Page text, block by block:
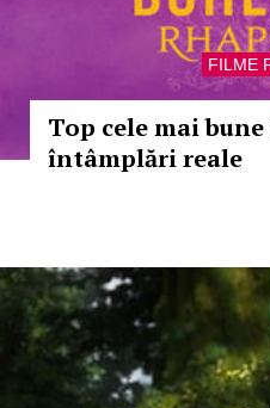
FILME
Top cele mai
întâmplări reale